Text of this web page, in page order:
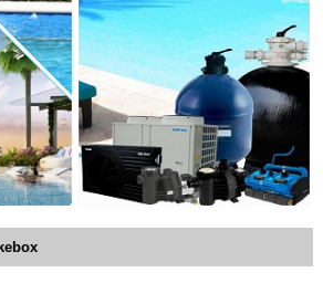
bể bơi Emaux:
Đơn vị sản xuất
lượng cao đến từ Trung Quốc, sản
chất liệu cao cấp chống ăn mòn, tĩnh
đa dạng công suất, 1.5, 2, 3.0 HP.